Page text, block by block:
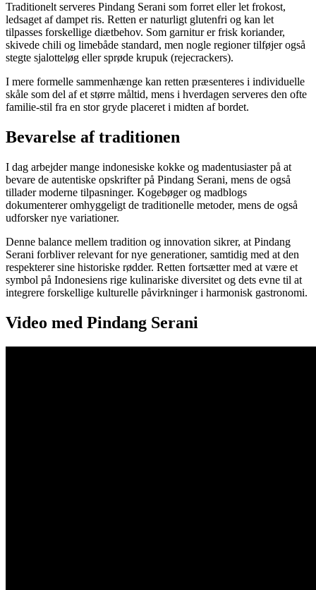
Traditionelt serveres Pindang Serani som forret eller let frokost,
ledsaget af dampet ris. Retten er naturligt glutenfri og kan let
tilpasses forskellige diætbehov. Som garnitur er frisk koriander,
skivede chili og limebåde standard, men nogle regioner tilføjer også
stegte sjalotteløg eller sprøde krupuk (rejecrackers).
I mere formelle sammenhænge kan retten præsenteres i individuelle
skåle som del af et større måltid, mens i hverdagen serveres den ofte
familie-stil fra en stor gryde placeret i midten af bordet.
Bevarelse af traditionen
I dag arbejder mange indonesiske kokke og madentusiaster på at
bevare de autentiske opskrifter på Pindang Serani, mens de også
tillader moderne tilpasninger. Kogebøger og madblogs
dokumenterer omhyggeligt de traditionelle metoder, mens de også
udforsker nye variationer.
Denne balance mellem tradition og innovation sikrer, at Pindang
Serani forbliver relevant for nye generationer, samtidig med at den
respekterer sine historiske rødder. Retten fortsætter med at være et
symbol på Indonesiens rige kulinariske diversitet og dets evne til at
integrere forskellige kulturelle påvirkninger i harmonisk gastronomi.
Video med Pindang Serani